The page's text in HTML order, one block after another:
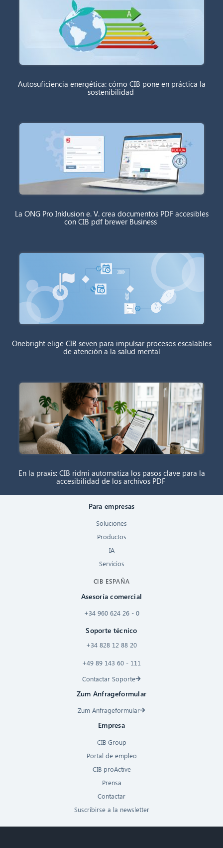
Autosuficiencia energética: cómo CIB pone en práctica la
sostenibilidad
La ONG Pro Inklusion e. V. crea documentos PDF accesibles
con CIB pdf brewer Business
Onebright elige CIB seven para impulsar procesos escalables
de atención a la salud mental
En la praxis: CIB ridmi automatiza los pasos clave para la
accesibilidad de los archivos PDF
Para empresas
Soluciones
Productos
IA
Servicios
CIB ESPAÑA
Asesoría comercial
+34 960 624 26 - 0
Soporte técnico
+34 828 12 88 20
+49 89 143 60 - 111
Contactar Soporte
Zum Anfrageformular
Zum Anfrageformular
Empresa
CIB Group
Portal de empleo
CIB proActive
Prensa
Contactar
Suscribirse a la newsletter